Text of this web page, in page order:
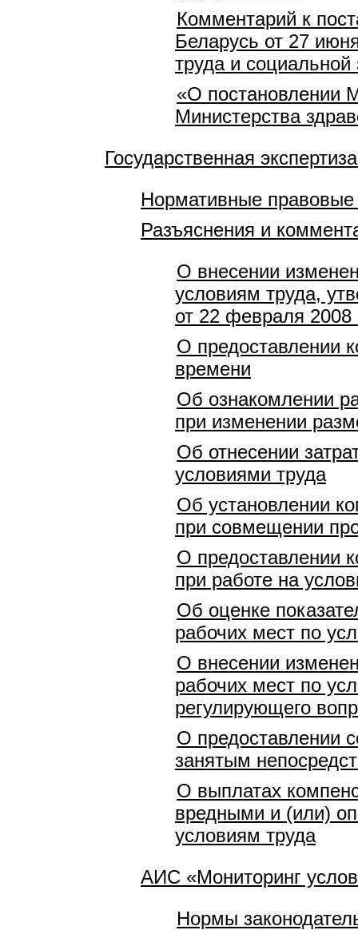
Комментарий к
Беларусь от 27
труда и
«О постановлении
Министерства
Государственная
Нормативные правовые
Разъяснения и
О внесении
условиям труда,
от 22 февраля 2008
О предоставлении
времени
Об ознакомлении
при изменении
Об отнесении
условиями труда
Об установлении
при совмещении
О предоставлении
при работе на
Об оценке
рабочих мест по
О внесении
рабочих мест по
регулирующего
О предоставлении
занятым
О выплатах
вредными и (или)
условиям труда
АИС «Мониторинг
Нормы